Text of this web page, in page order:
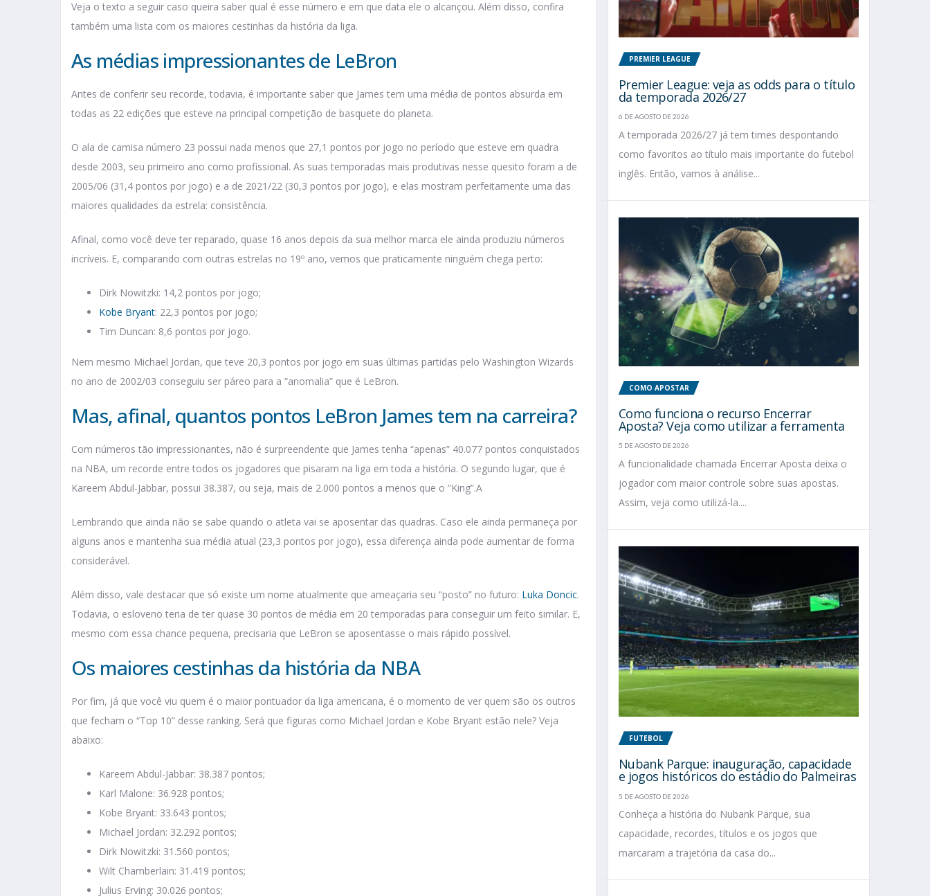
Veja o texto a seguir caso queira saber qual é esse número e em que data ele o alcançou. Além disso, confira
também uma lista com os maiores cestinhas da história da liga.
As médias impressionantes de LeBron
Antes de conferir seu recorde, todavia, é importante saber que James tem uma média de pontos absurda em
todas as 22 edições que esteve na principal competição de basquete do planeta.
O ala de camisa número 23 possui nada menos que 27,1 pontos por jogo no período que esteve em quadra
desde 2003, seu primeiro ano como profissional. As suas temporadas mais produtivas nesse quesito foram a de
2005/06 (31,4 pontos por jogo) e a de 2021/22 (30,3 pontos por jogo), e elas mostram perfeitamente uma das
maiores qualidades da estrela: consistência.
Afinal, como você deve ter reparado, quase 16 anos depois da sua melhor marca ele ainda produziu números
incríveis. E, comparando com outras estrelas no 19º ano, vemos que praticamente ninguém chega perto:
Dirk Nowitzki: 14,2 pontos por jogo;
Kobe Bryant: 22,3 pontos por jogo;
Tim Duncan: 8,6 pontos por jogo.
Nem mesmo Michael Jordan, que teve 20,3 pontos por jogo em suas últimas partidas pelo Washington Wizards
no ano de 2002/03 conseguiu ser páreo para a “anomalia” que é LeBron.
Mas, afinal, quantos pontos LeBron James tem na carreira?
Com números tão impressionantes, não é surpreendente que James tenha “apenas” 40.077 pontos conquistados
na NBA, um recorde entre todos os jogadores que pisaram na liga em toda a história. O segundo lugar, que é
Kareem Abdul-Jabbar, possui 38.387, ou seja, mais de 2.000 pontos a menos que o ”King”.A
Lembrando que ainda não se sabe quando o atleta vai se aposentar das quadras. Caso ele ainda permaneça por
alguns anos e mantenha sua média atual (23,3 pontos por jogo), essa diferença ainda pode aumentar de forma
considerável.
Além disso, vale destacar que só existe um nome atualmente que ameaçaria seu “posto” no futuro: Luka Doncic.
Todavia, o esloveno teria de ter quase 30 pontos de média em 20 temporadas para conseguir um feito similar. E,
mesmo com essa chance pequena, precisaria que LeBron se aposentasse o mais rápido possível.
Os maiores cestinhas da história da NBA
Por fim, já que você viu quem é o maior pontuador da liga americana, é o momento de ver quem são os outros
que fecham o “Top 10” desse ranking. Será que figuras como Michael Jordan e Kobe Bryant estão nele? Veja
abaixo:
Kareem Abdul-Jabbar: 38.387 pontos;
Karl Malone: 36.928 pontos;
Kobe Bryant: 33.643 pontos;
Michael Jordan: 32.292 pontos;
Dirk Nowitzki: 31.560 pontos;
Wilt Chamberlain: 31.419 pontos;
Julius Erving: 30.026 pontos;
PREMIER LEAGUE
Premier League: veja as odds para o título
da temporada 2026/27
6 DE AGOSTO DE 2026
A temporada 2026/27 já tem times despontando
como favoritos ao título mais importante do futebol
inglês. Então, vamos à análise...
COMO APOSTAR
Como funciona o recurso Encerrar
Aposta? Veja como utilizar a ferramenta
5 DE AGOSTO DE 2026
A funcionalidade chamada Encerrar Aposta deixa o
jogador com maior controle sobre suas apostas.
Assim, veja como utilizá-la....
FUTEBOL
Nubank Parque: inauguração, capacidade
e jogos históricos do estádio do Palmeiras
5 DE AGOSTO DE 2026
Conheça a história do Nubank Parque, sua
capacidade, recordes, títulos e os jogos que
marcaram a trajetória da casa do...